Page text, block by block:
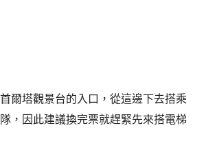
爾塔觀景台的入口，從這邊下去搭乘
，因此建議換完票就趕緊先來搭電梯